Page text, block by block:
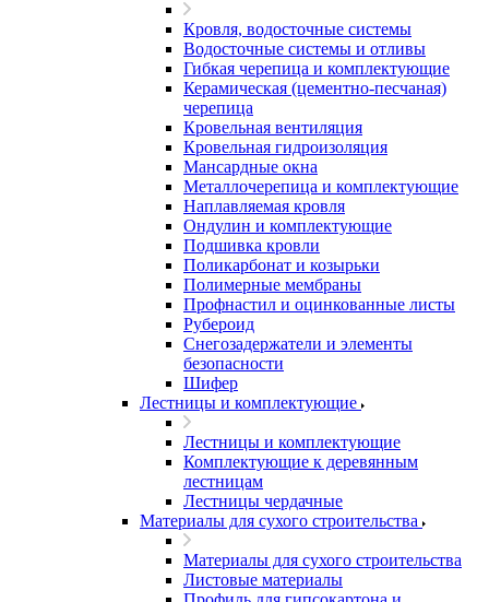
Кровля, водосточные системы
Водосточные системы и отливы
Гибкая черепица и комплектующие
Керамическая (цементно-песчаная)
черепица
Кровельная вентиляция
Кровельная гидроизоляция
Мансардные окна
Металлочерепица и комплектующие
Наплавляемая кровля
Ондулин и комплектующие
Подшивка кровли
Поликарбонат и козырьки
Полимерные мембраны
Профнастил и оцинкованные листы
Рубероид
Снегозадержатели и элементы
безопасности
Шифер
Лестницы и комплектующие
Лестницы и комплектующие
Комплектующие к деревянным
лестницам
Лестницы чердачные
Материалы для сухого строительства
Материалы для сухого строительства
Листовые материалы